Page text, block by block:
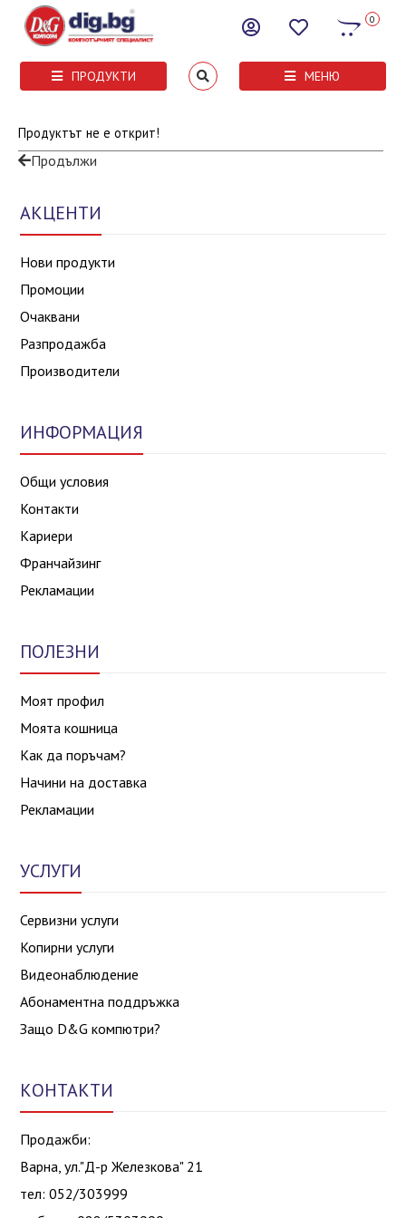
0
ПРОДУКТИ МЕНЮ
Продуктът не е открит!
Продължи
АКЦЕНТИ
Нови продукти
Промоции
Очаквани
Разпродажба
Производители
ИНФОРМАЦИЯ
Общи условия
Контакти
Кариери
Франчайзинг
Рекламации
ПОЛЕЗНИ
Моят профил
Моята кошница
Как да поръчам?
Начини на доставка
Рекламации
УСЛУГИ
Сервизни услуги
Копирни услуги
Видеонаблюдение
Абонаментна поддръжка
Защо D&G компютри?
КОНТАКТИ
Продажби:
Варна, ул."Д-р Железкова" 21
тел: 052/303999